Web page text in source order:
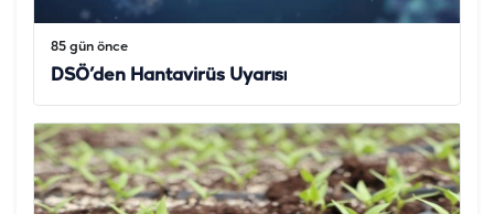
85 gün önce
DSÖ’den Hantavirüs Uyarısı